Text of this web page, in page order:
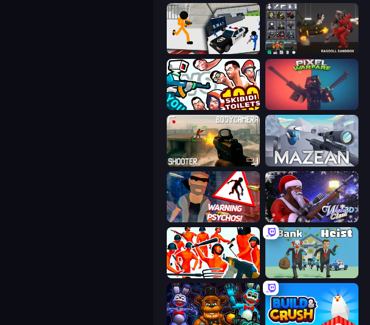
Stickman Prison: Counter Assault Last Play: Ragdoll Sandbox
You vs 100 Skibidi Toilets Pixel Warfare
BodyCamera Shooter Mazean
City of Psychos Winter Clash 3D
Funny Shooter - Destroy All Bank Heist